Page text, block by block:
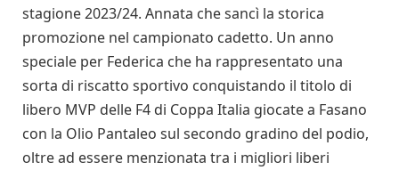
stagione 2023/24. Annata che sancì la storica
promozione nel campionato cadetto. Un anno
speciale per Federica che ha rappresentato una
sorta di riscatto sportivo conquistando il titolo di
libero MVP delle F4 di Coppa Italia giocate a Fasano
con la Olio Pantaleo sul secondo gradino del podio,
oltre ad essere menzionata tra i migliori liberi